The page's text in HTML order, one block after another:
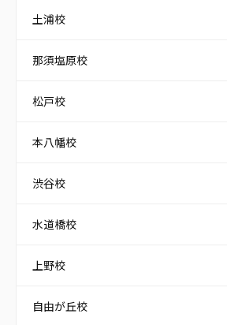
土浦校
那須塩原校
松戸校
本八幡校
渋谷校
水道橋校
上野校
自由が丘校